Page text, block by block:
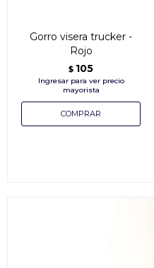
Gorro visera trucker -
Rojo
$ 105